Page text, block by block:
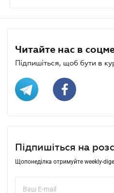
Читайте нас в
Підпишіться, щоб бути в
Підпишіться на
Щопонеділка отримуйте weekly-